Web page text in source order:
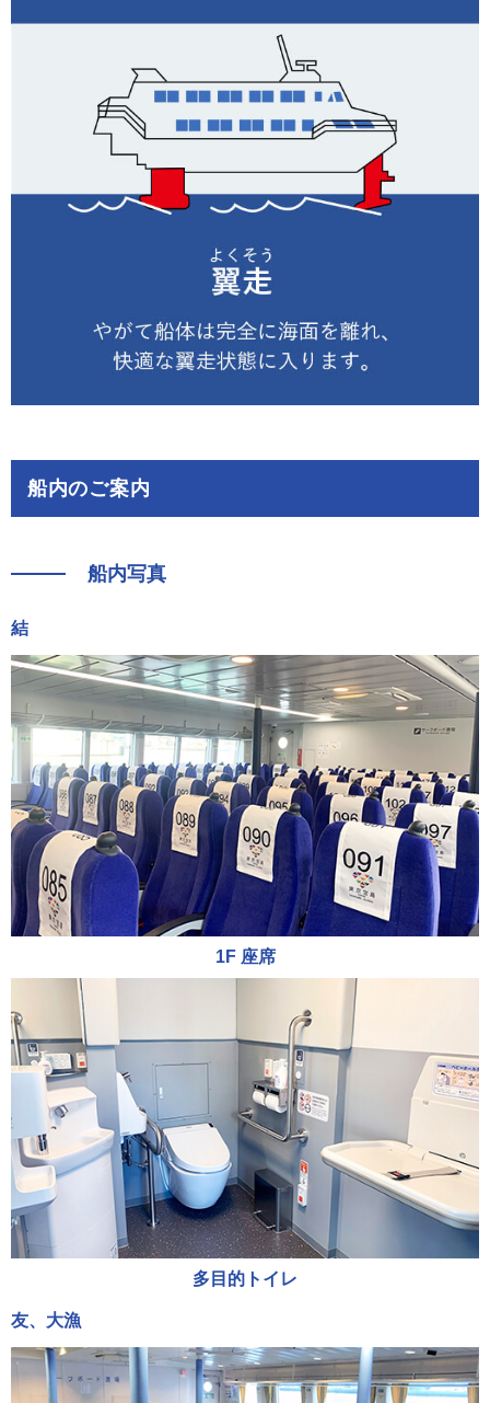
船内のご案内
船内写真
結
1F 座席
多目的トイレ
友、大漁